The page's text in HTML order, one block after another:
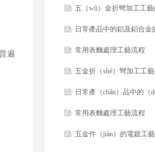
遍
五（wǔ）金折彎加工工
事項
日常產品中的鋁及鋁合金
麵（miàn）加工工藝
​常用表麵處理工藝流程
五金折（shé）彎加工工
事項
日常產（chǎn）品中的（
及鋁合金的表麵加工工藝
​​常用表麵處理工藝流程
五金件（jiàn）的電鍍工